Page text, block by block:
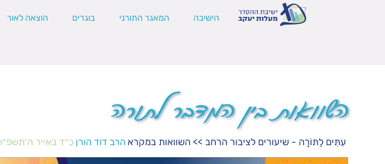
הישיבה המאגר התורני בוגרים הוצאה לאור
השוואות בין המדבר לתורה
עִתִּים לַתּוֹרָה - שיעורים לציבור הרחב >> השוואות במקרא הרב דוד הורן כ״ד באייר ה׳תשפ״ו